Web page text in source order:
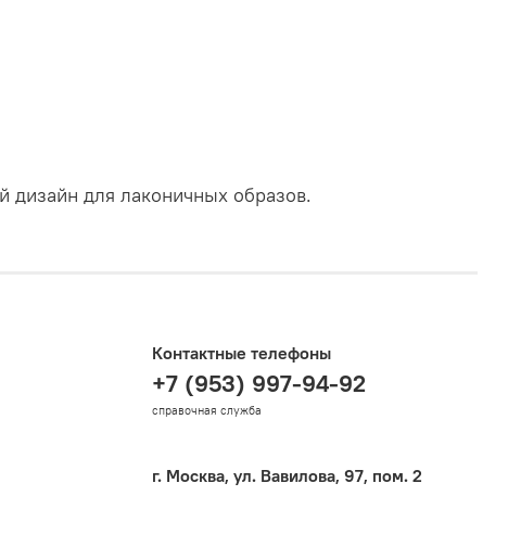
для лаконичных образов.
Контактные телефоны
+7 (953) 997-94-92
справочная служба
г. Москва, ул. Вавилова, 97, пом. 2